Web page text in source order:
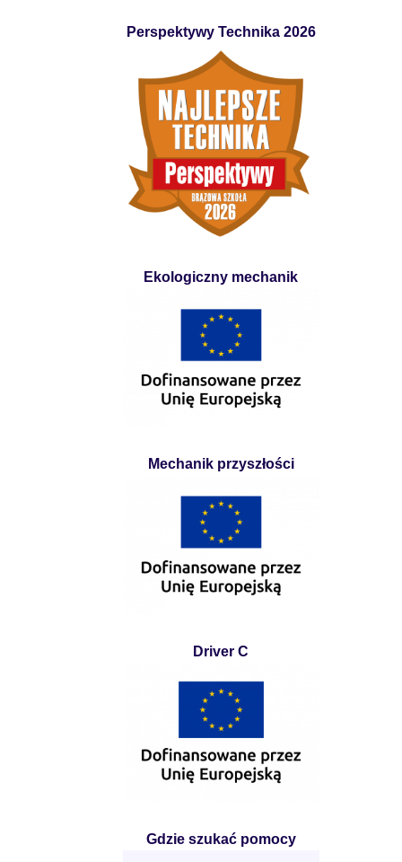
Perspektywy Technika 2026
Ekologiczny mechanik
Mechanik przyszłości
Driver C
Gdzie szukać pomocy